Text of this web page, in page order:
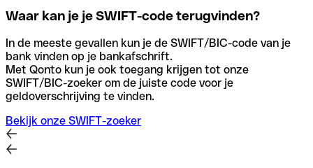
Waar kan je je SWIFT-code terugvinden?
In de meeste gevallen kun je de SWIFT/BIC-code van je
bank vinden op je bankafschrift.
Met Qonto kun je ook toegang krijgen tot onze
SWIFT/BIC-zoeker om de juiste code voor je
geldoverschrijving te vinden.
Bekijk onze SWIFT-zoeker